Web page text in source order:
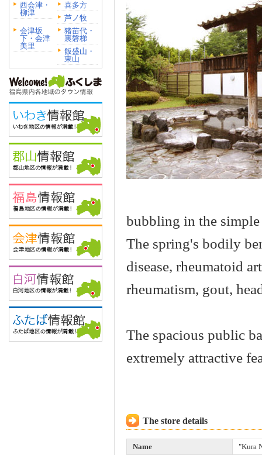
西会津・
柳津
喜多方
芦ノ牧
会津坂
下・会津
美里
猪苗代・
裏磐梯
飯盛山・
東山
bubbling in the
The spring's bodily
disease, rheumatoid
rheumatism, gout,
The spacious public
extremely attractive
The store details
Name
"Kura